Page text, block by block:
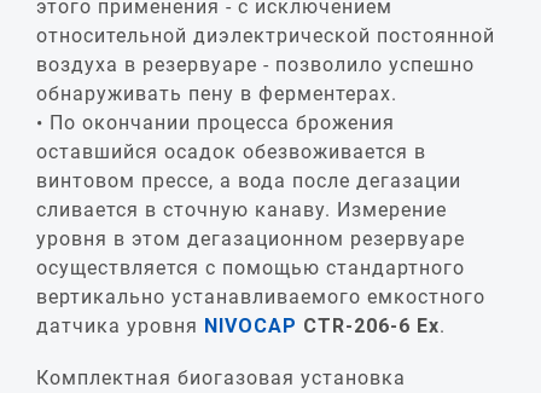
этого применения - с исключением
относительной диэлектрической постоянной
воздуха в резервуаре - позволило успешно
обнаруживать пену в ферментерах.
По окончании процесса брожения
оставшийся осадок обезвоживается в
винтовом прессе, а вода после дегазации
сливается в сточную канаву. Измерение
уровня в этом дегазационном резервуаре
осуществляется с помощью стандартного
вертикально устанавливаемого емкостного
датчика уровня NIVOCAP CTR-206-6 Ex.
Комплектная биогазовая установка